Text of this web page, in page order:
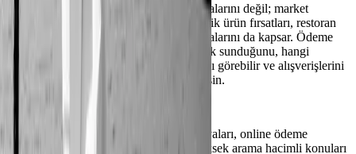
Kampania, yalnızca kredi kartı kampanyalarını değil; market
kampanyaları, giyim indirimleri, elektronik ürün fırsatları, restoran
kampanyaları ve online ödeme kampanyalarını da kapsar. Ödeme
sırasında hangi kartın daha fazla cashback sunduğunu, hangi
programın daha fazla puan kazandırdığını görebilir ve alışverişlerini
en doğru kampanya ile optimize edebilirsin.
Kredi kartı karşılaştırma, banka kampanyaları, online ödeme
kampanyaları ve günlük fırsatlar gibi yüksek arama hacimli konuları